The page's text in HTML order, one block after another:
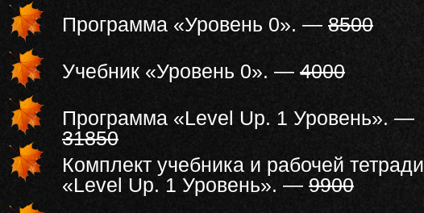
Программа «Уровень 0». — 8500
Учебник «Уровень 0». — 4000
Программа «Level Up. 1 Уровень». —
31850
Комплект учебника и рабочей тетради
«Level Up. 1 Уровень». — 9900